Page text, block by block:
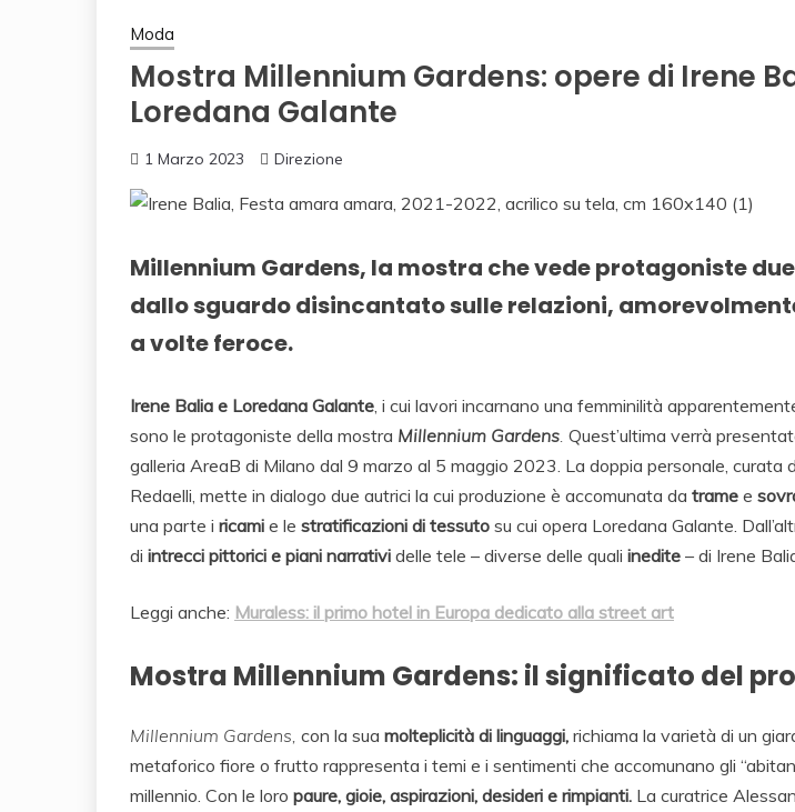
Moda
Mostra Millennium Gardens: opere di Irene
Loredana Galante
1 Marzo 2023 Direzione
Millennium Gardens, la mostra che vede protagoniste
dallo sguardo disincantato sulle relazioni,
a volte feroce.
Irene Balia e Loredana Galante, i cui lavori incarnano una femminilità
sono le protagoniste della mostra Millennium Gardens. Quest’ultima verrà
galleria AreaB di Milano dal 9 marzo al 5 maggio 2023. La doppia personale, curata
Redaelli, mette in dialogo due autrici la cui produzione è accomunata da trame e
una parte i ricami e le stratificazioni di tessuto su cui opera Loredana Galante.
di intrecci pittorici e piani narrativi delle tele – diverse delle quali inedite – di Irene
Leggi anche: Muraless: il primo hotel in Europa dedicato alla street art
Mostra Millennium Gardens: il significato del
Millennium Gardens, con la sua molteplicità di linguaggi, richiama la varietà di un
metaforico fiore o frutto rappresenta i temi e i sentimenti che accomunano gli
millennio. Con le loro paure, gioie, aspirazioni, desideri e rimpianti. La curatrice